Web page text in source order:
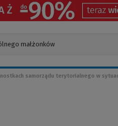
samorządu terytorialnego w